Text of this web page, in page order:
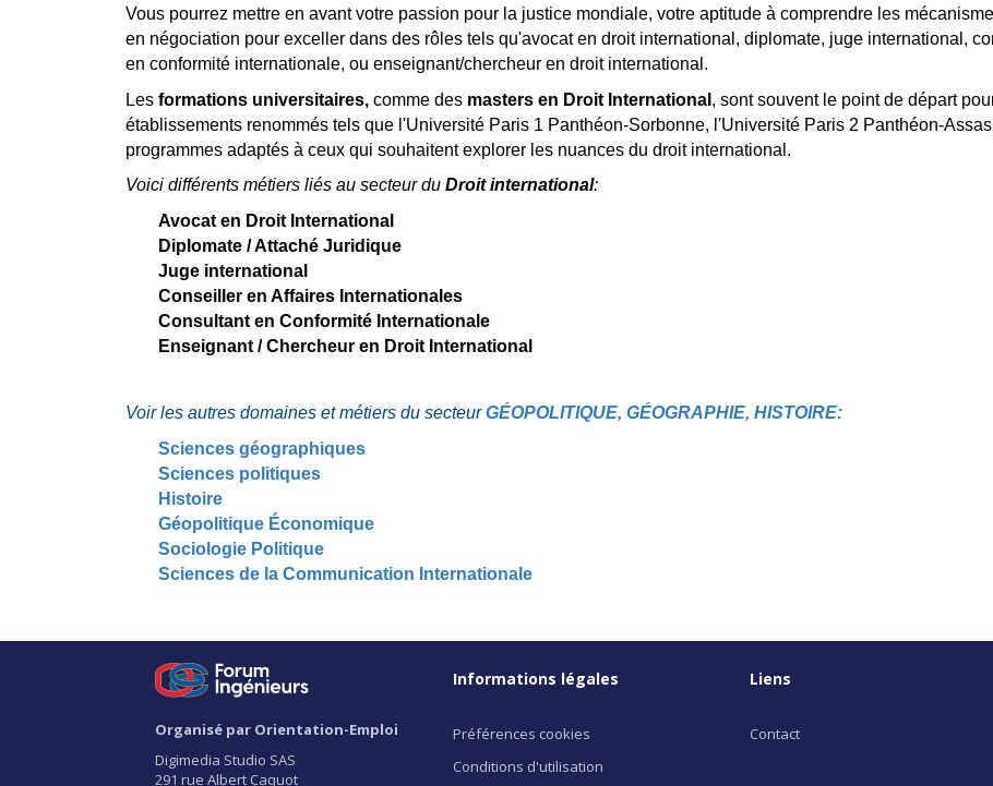
Vous pourrez mettre en avant votre passion pour la justice mondiale, votre aptitude à comprendre les
en négociation pour exceller dans des rôles tels qu'avocat en droit international, diplomate, juge international,
en conformité internationale, ou enseignant/chercheur en droit international.
Les formations universitaires,comme des masters en Droit International , sont souvent le point de départ
établissements renommés tels que l'Université Paris 1 Panthéon-Sorbonne, l'Université Paris 2 Panthéon-
programmes adaptés à ceux qui souhaitent explorer les nuances du droit international.
Voici différents métiers liés au secteur du Droit international:
Avocat en Droit International
Diplomate / Attaché Juridique
Juge international
Conseiller en Affaires Internationales
Consultant en Conformité Internationale
Enseignant / Chercheur en Droit International
Voir les autres domaines et métiers du secteurGÉOPOLITIQUE, GÉOGRAPHIE, HISTOIRE:
Sciences géographiques
Sciences politiques
Histoire
Géopolitique Économique
Sociologie Politique
Sciences de la Communication Internationale
Organisé par Orientation-Emploi
Digimedia Studio SAS
291 rue Albert Caquot
Informations légales
Préférences cookies
Conditions d'utilisation
Liens
Contact